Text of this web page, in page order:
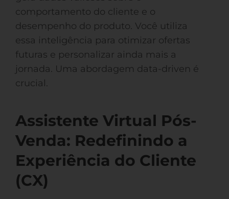
comportamento do cliente e o
desempenho do produto. Você utiliza
essa inteligência para otimizar ofertas
futuras e personalizar ainda mais a
jornada. Uma abordagem data-driven é
crucial.
Assistente Virtual Pós-
Venda: Redefinindo a
Experiência do Cliente
(CX)